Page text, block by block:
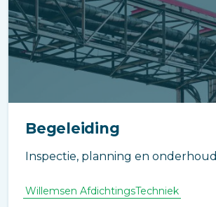
Begeleiding
Inspectie, planning en onderhoud
Willemsen AfdichtingsTechniek